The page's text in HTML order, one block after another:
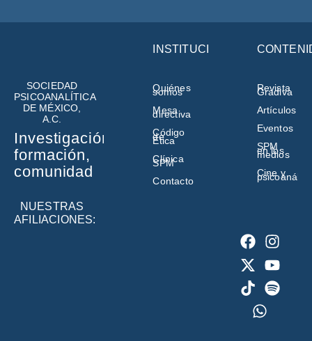
SOCIEDAD
PSICOANALÍTICA
DE MÉXICO,
A.C.
Investigación,
formación,
comunidad
NUESTRAS
AFILIACIONES:
INSTITUCIÓN
Quiénes
somos
Mesa
directiva
Código
de
Ética
Clínica
SPM
Contacto
Revista
Gradiva
Artículos
Eventos
SPM
en los
medios
Cine y